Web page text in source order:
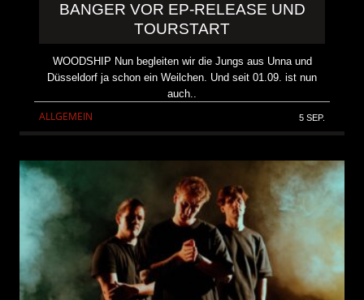
BANGER VOR EP-RELEASE UND
TOURSTART
WOODSHIP Nun begleiten wir die Jungs aus Unna und
Düsseldorf ja schon ein Weilchen. Und seit 01.09. ist nun
auch..
ALLGEMEIN 5 SEP.